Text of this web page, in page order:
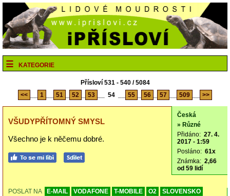
KATEGORIE
Přísloví 531 - 540 / 5084
<<
1 51 52 53 54 55 56 57 509 >>
VŠUDYPŘÍTOMNÝ SMYSL
Všechno je k něčemu dobré.
Česká
» Různé
Přidáno: 27. 4.
2017 - 1:59
Posláno: 61x
Známka: 2,66
od 59 lidí
POSLAT NA E-MAIL VODAFONE T-MOBILE O2
SLOVENSKO